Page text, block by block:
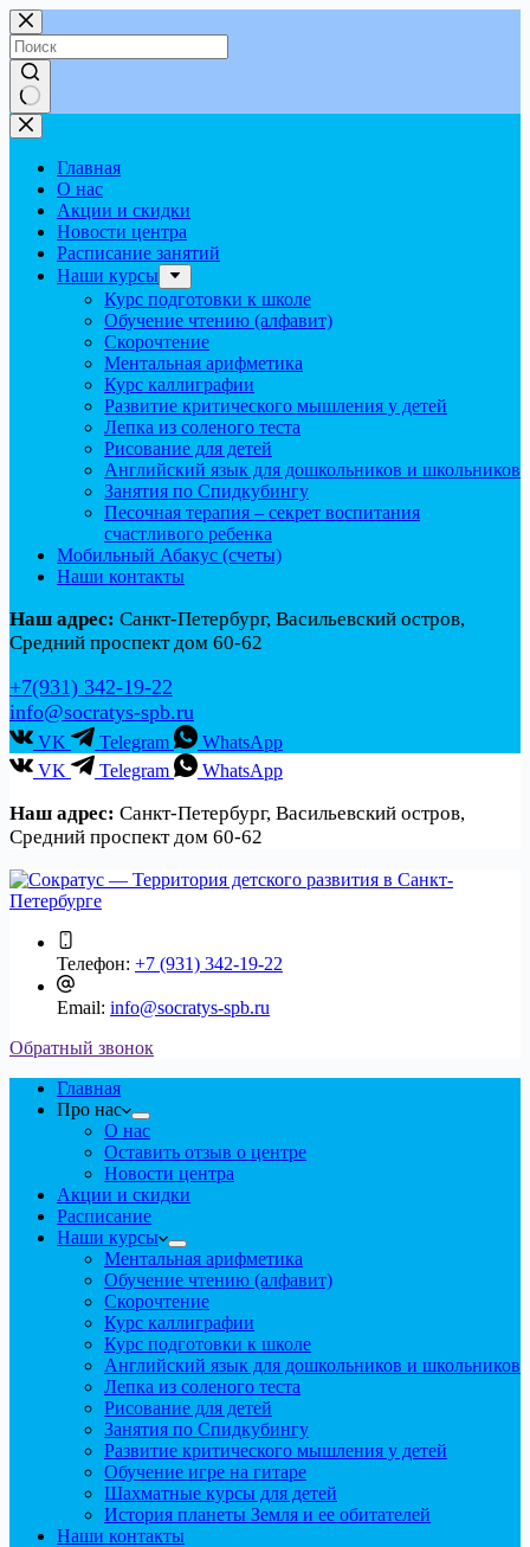
Перейти
к
сути
Ничего
не
найденоГлавная
О нас
Акции и скидки
Новости центра
Расписание занятий
Наши курсы
Курс подготовки к школе
Обучение чтению (алфавит)
Скорочтение
Ментальная арифметика
Курс каллиграфии
Развитие критического мышления у детей
Лепка из соленого теста
Рисование для детей
Английский язык для дошкольников и школьников
Занятия по Спидкубингу
Песочная терапия – секрет воспитания
счастливого ребенка
Мобильный Абакус (счеты)
Наши контакты
Наш адрес: Санкт-Петербург, Васильевский остров,
Средний проспект дом 60-62
+7(931) 342-19-22
info@socratys-spb.ru
VK Telegram
WhatsApp
VK
Telegram WhatsApp
Наш адрес: Санкт-Петербург, Васильевский остров,
Средний проспект дом 60-62
Телефон: +7 (931) 342-19-22
Email: info@socratys-spb.ru
Обратный звонок
Главная
Про нас
О нас
Оставить отзыв о центре
Новости центра
Акции и скидки
Расписание
Наши курсы
Ментальная арифметика
Обучение чтению (алфавит)
Скорочтение
Курс каллиграфии
Курс подготовки к школе
Английский язык для дошкольников и школьников
Лепка из соленого теста
Рисование для детей
Занятия по Спидкубингу
Развитие критического мышления у детей
Обучение игре на гитаре
Шахматные курсы для детей
История планеты Земля и ее обитателей
Наши контакты